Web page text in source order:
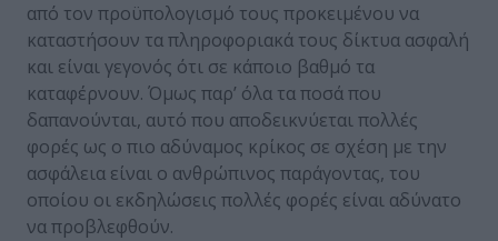
από τον προϋπολογισμό τους προκειμένου να
καταστήσουν τα πληροφοριακά τους δίκτυα ασφαλή
και είναι γεγονός ότι σε κάποιο βαθμό τα
καταφέρνουν. Όμως παρ’ όλα τα ποσά που
δαπανούνται, αυτό που αποδεικνύεται πολλές
φορές ως ο πιο αδύναμος κρίκος σε σχέση με την
ασφάλεια είναι ο ανθρώπινος παράγοντας, του
οποίου οι εκδηλώσεις πολλές φορές είναι αδύνατο
να προβλεφθούν.